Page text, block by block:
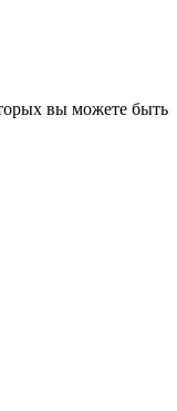
вы можете быть